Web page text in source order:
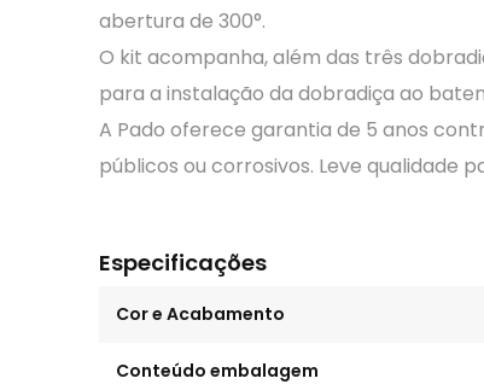
abertura de 300°.
O kit acompanha, além das três
para a instalação da dobradiça ao
A Pado oferece garantia de 5 anos
públicos ou corrosivos. Leve qualidade
Especificações
Cor e Acabamento
Conteúdo embalagem